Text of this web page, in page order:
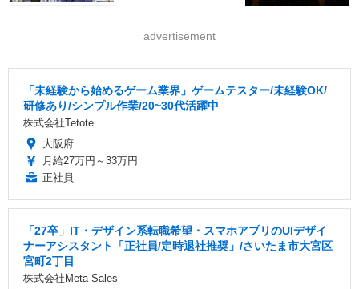
advertisement
「未経験から始めるゲーム業界」ゲームテスター/未経験OK/
研修あり/シンプル作業/20~30代活躍中
株式会社Tetote
大阪府
月給27万円～33万円
正社員
「27卒」IT・デザイン系転職希望・スマホアプリのUIデザイ
ナーアシスタント「正社員/定時退社推奨」/さいたま市大宮区
宮町2丁目
株式会社Meta Sales